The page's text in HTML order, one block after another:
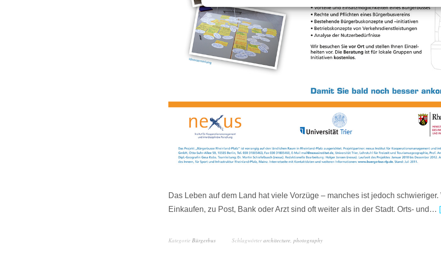
Das Leben auf dem Land hat viele Vorzüge – manches ist jedoch schwieriger.
Einkaufen, zu Post, Bank oder Arzt sind oft weiter als in der Stadt. Orts- und…
Kategorie Bürgerbus Schlagwörterarchitecture photography